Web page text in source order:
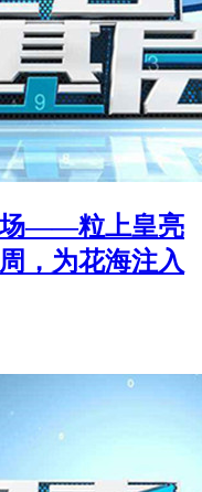
场——粒上皇亮
，为花海注入